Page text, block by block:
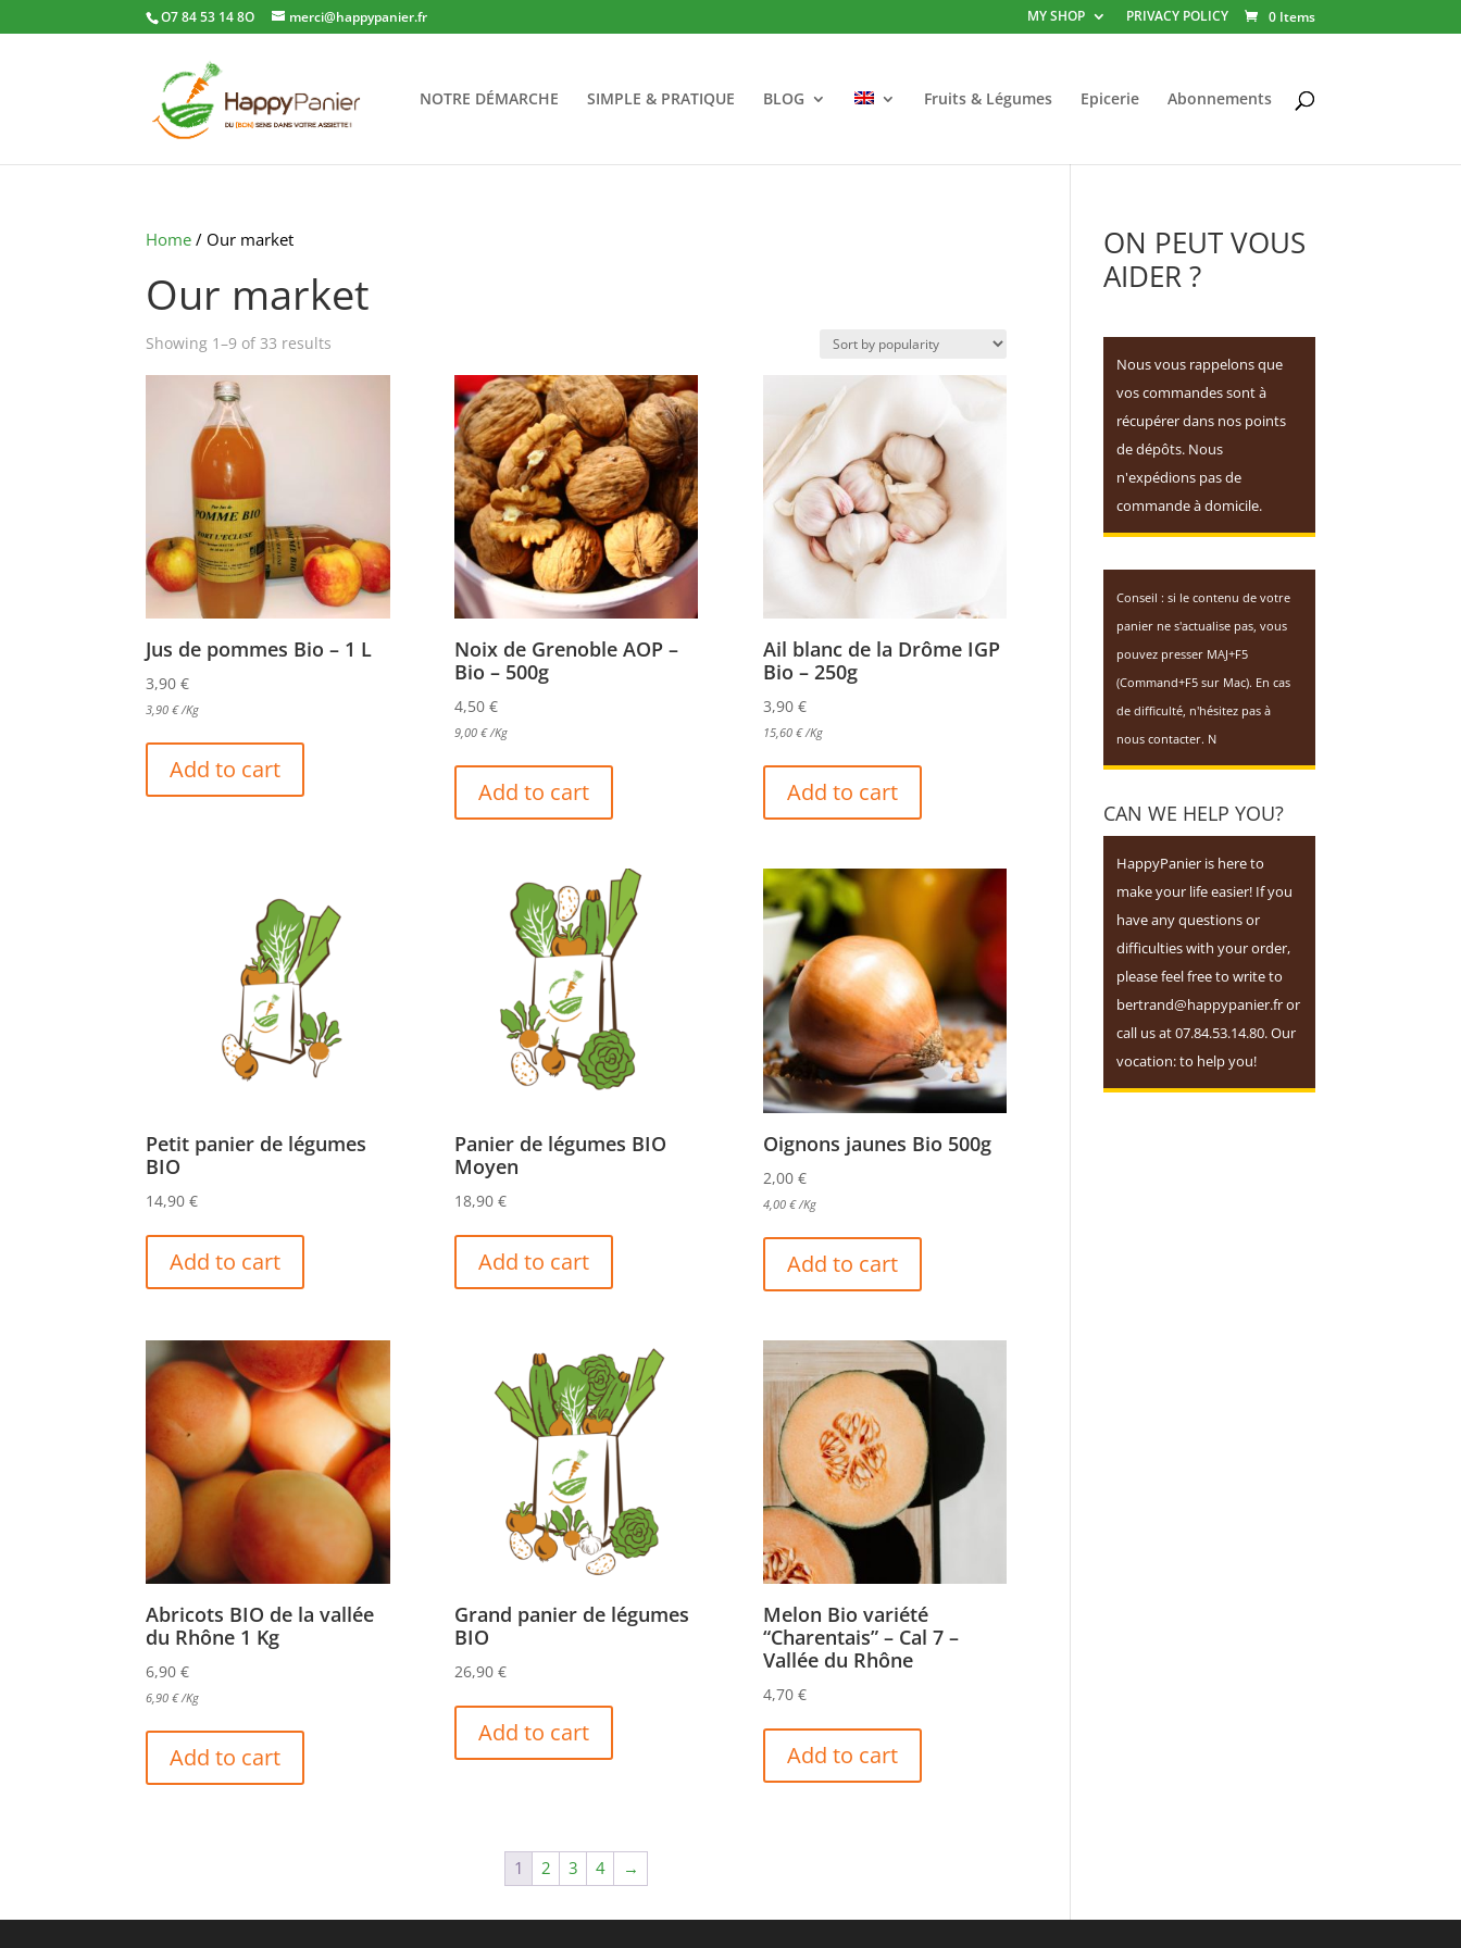
O7 84 53 14 8O merci@happypanier.fr MY SHOP PRIVACY POLICY 0 Items
NOTRE DÉMARCHE SIMPLE & PRATIQUE BLOG Fruits & Légumes Epicerie Abonnements
Home / Our market
Our market
Showing 1–9 of 33 results
Jus de pommes Bio – 1 L
3,90€
3,90€ /Kg
Add to cart
Noix de Grenoble AOP –
Bio – 500g
4,50 €
9,00 € /Kg
Add to cart
Ail blanc de la Drôme IGP
Bio – 250g
3,90 €
15,60 € /Kg
Add to cart
Petit panier de légumes
BIO
14,90€
Add to cart
Panier de légumes BIO
Moyen
18,90 €
Add to cart
Oignons jaunes Bio 500g
2,00 €
4,00 € /Kg
Add to cart
Abricots BIO de la vallée
du Rhône 1 Kg
6,90€
6,90€ /Kg
Add to cart
Grand panier de légumes
BIO
26,90 €
Add to cart
Melon Bio variété
“Charentais” – Cal 7 –
Vallée du Rhône
4,70 €
Add to cart
1 2 3 4 →
ON PEUT VOUS
AIDER ?
Nous vous rappelons que
vos commandes sont à
récupérer dans nos points
de dépôts. Nous
n'expédions pas de
commande à domicile.
Conseil : si le contenu de votre
panier ne s'actualise pas, vous
pouvez presser MAJ+F5
(Command+F5 sur Mac). En cas
de difficulté, n'hésitez pas à
nous contacter. N
CAN WE HELP YOU?
HappyPanier is here to
make your life easier! If you
have any questions or
difficulties with your order,
please feel free to write to
bertrand@happypanier.fr or
call us at 07.84.53.14.80. Our
vocation: to help you!